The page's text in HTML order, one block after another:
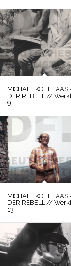
MICHAEL KOHLHAAS
DER REBELL //
9
MICHAEL KOHLHAAS
DER REBELL //
13